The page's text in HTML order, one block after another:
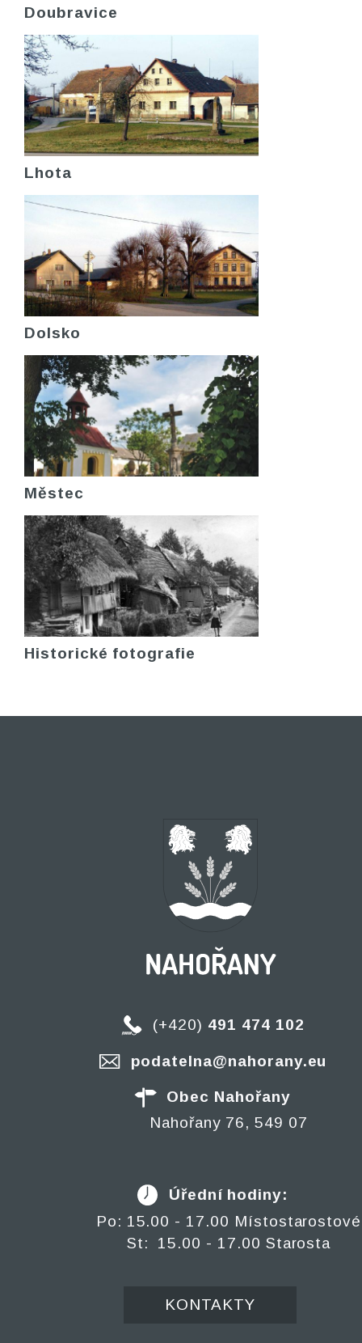
Doubravice
Lhota
Dolsko
Městec
Historické fotografie
(+420) 491 474 102
podatelna@nahorany.eu
Obec Nahořany
Nahořany 76, 549 07
Úřední hodiny:
Po: 15.00 - 17.00 Místostarostové
St: 15.00 - 17.00 Starosta
KONTAKTY